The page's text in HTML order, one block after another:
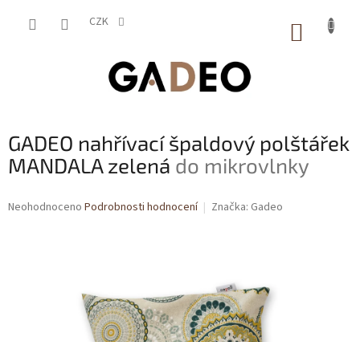
CZK
GADEO nahřívací špaldový polštářek
MANDALA zelená do mikrovlnky
Průměrné
Neohodnoceno Podrobnosti hodnocení Značka: Gadeo